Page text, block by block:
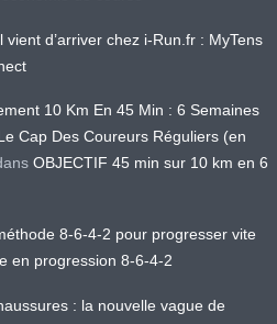
vient d’arriver chez i-Run.fr : MyTens
10 Km En 45 Min : 6 Semaines
Cap Des Coureurs Réguliers (en
OBJECTIF 45 min sur 10 km en 6
8-6-4-2 pour progresser vite
en progression 8-6-4-2
: la nouvelle vague de